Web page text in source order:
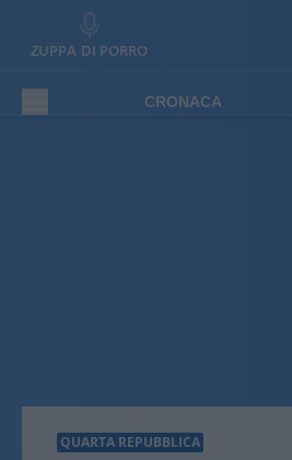
ZUPPA DI PORRO
CRONACA
QUARTA REPUBBLICA